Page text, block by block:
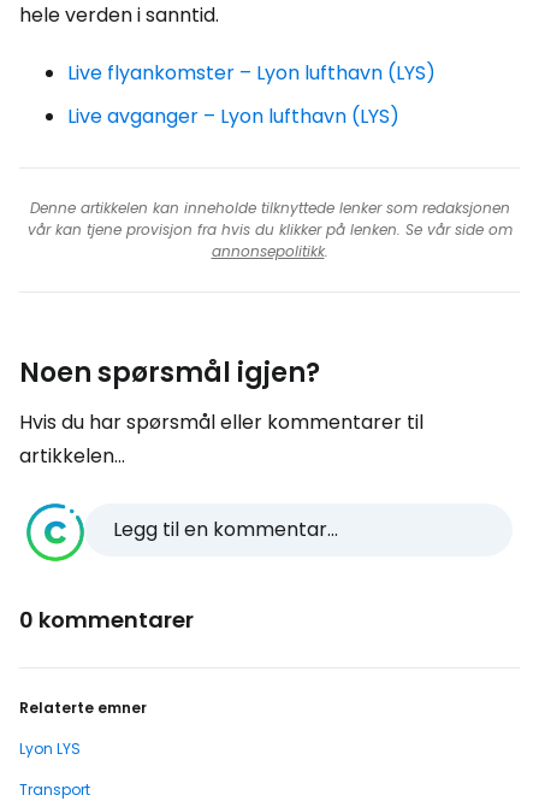
hele verden i sanntid.
Live flyankomster – Lyon lufthavn (LYS)
Live avganger – Lyon lufthavn (LYS)
Denne artikkelen kan inneholde tilknyttede lenker som redaksjonen
vår kan tjene provisjon fra hvis du klikker på lenken. Se vår side om
annonsepolitikk.
Noen spørsmål igjen?
Hvis du har spørsmål eller kommentarer til
artikkelen...
Legg til en kommentar...
0 kommentarer
Relaterte emner
Lyon LYS
Transport